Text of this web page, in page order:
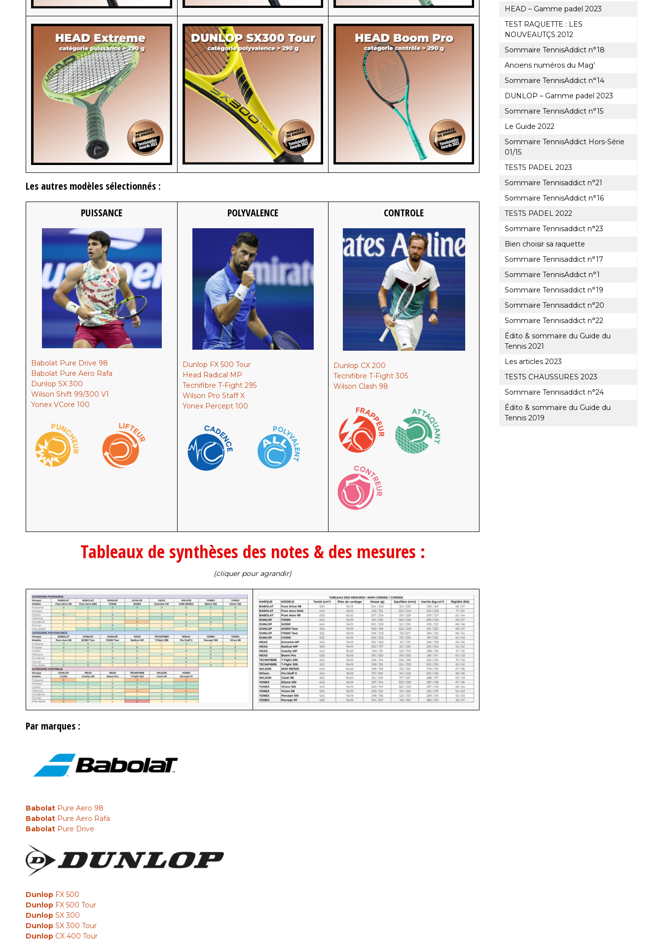
Les autres modèles sélectionnés :
PUISSANCE
Babolat Pure Drive 98
Babolat Pure Aero Rafa
Dunlop SX 300
Wilson Shift 99/300 V1
Yonex VCore 100
POLYVALENCE
Dunlop FX 500 Tour
Head Radical MP
Tecnifibre T-Fight 295
Wilson Pro Staff X
Yonex Percept 100
CONTROLE
Dunlop CX 200
Tecnifibre T-Fight 305
Wilson Clash 98
Tableaux de synthèses des notes & des mesures :
(cliquer pour agrandir)
Par marques :
Babolat Pure Aero 98
Babolat Pure Aero Rafa
Babolat Pure Drive
Dunlop FX 500
Dunlop FX 500 Tour
Dunlop SX 300
Dunlop SX 300 Tour
Dunlop CX 400 Tour
HEAD – Gamme padel 2023
TEST RAQUETTE : LES
NOUVEAUTÇS 2012
Sommaire TennisAddict n°18
Anciens numéros du Mag’
Sommaire TennisAddict n°14
DUNLOP – Gamme padel 2023
Sommaire TennisAddict n°15
Le Guide 2022
Sommaire TennisAddict Hors-Série
01/15
TESTS PADEL 2023
Sommaire Tennisaddict n°21
Sommaire TennisAddict n°16
TESTS PADEL 2022
Sommaire Tennisaddict n°23
Bien choisir sa raquette
Sommaire Tennisaddict n°17
Sommaire TennisAddict n°1
Sommaire Tennisaddict n°19
Sommaire Tennisaddict n°20
Sommaire Tennisaddict n°22
Édito & sommaire du Guide du
Tennis 2021
Les articles 2023
TESTS CHAUSSURES 2023
Sommaire Tennisaddict n°24
Édito & sommaire du Guide du
Tennis 2019